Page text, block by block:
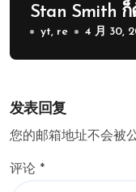
Stan Smith
yt, re 4 月 30,
发表回复
您的邮箱地址不会被
评论 *